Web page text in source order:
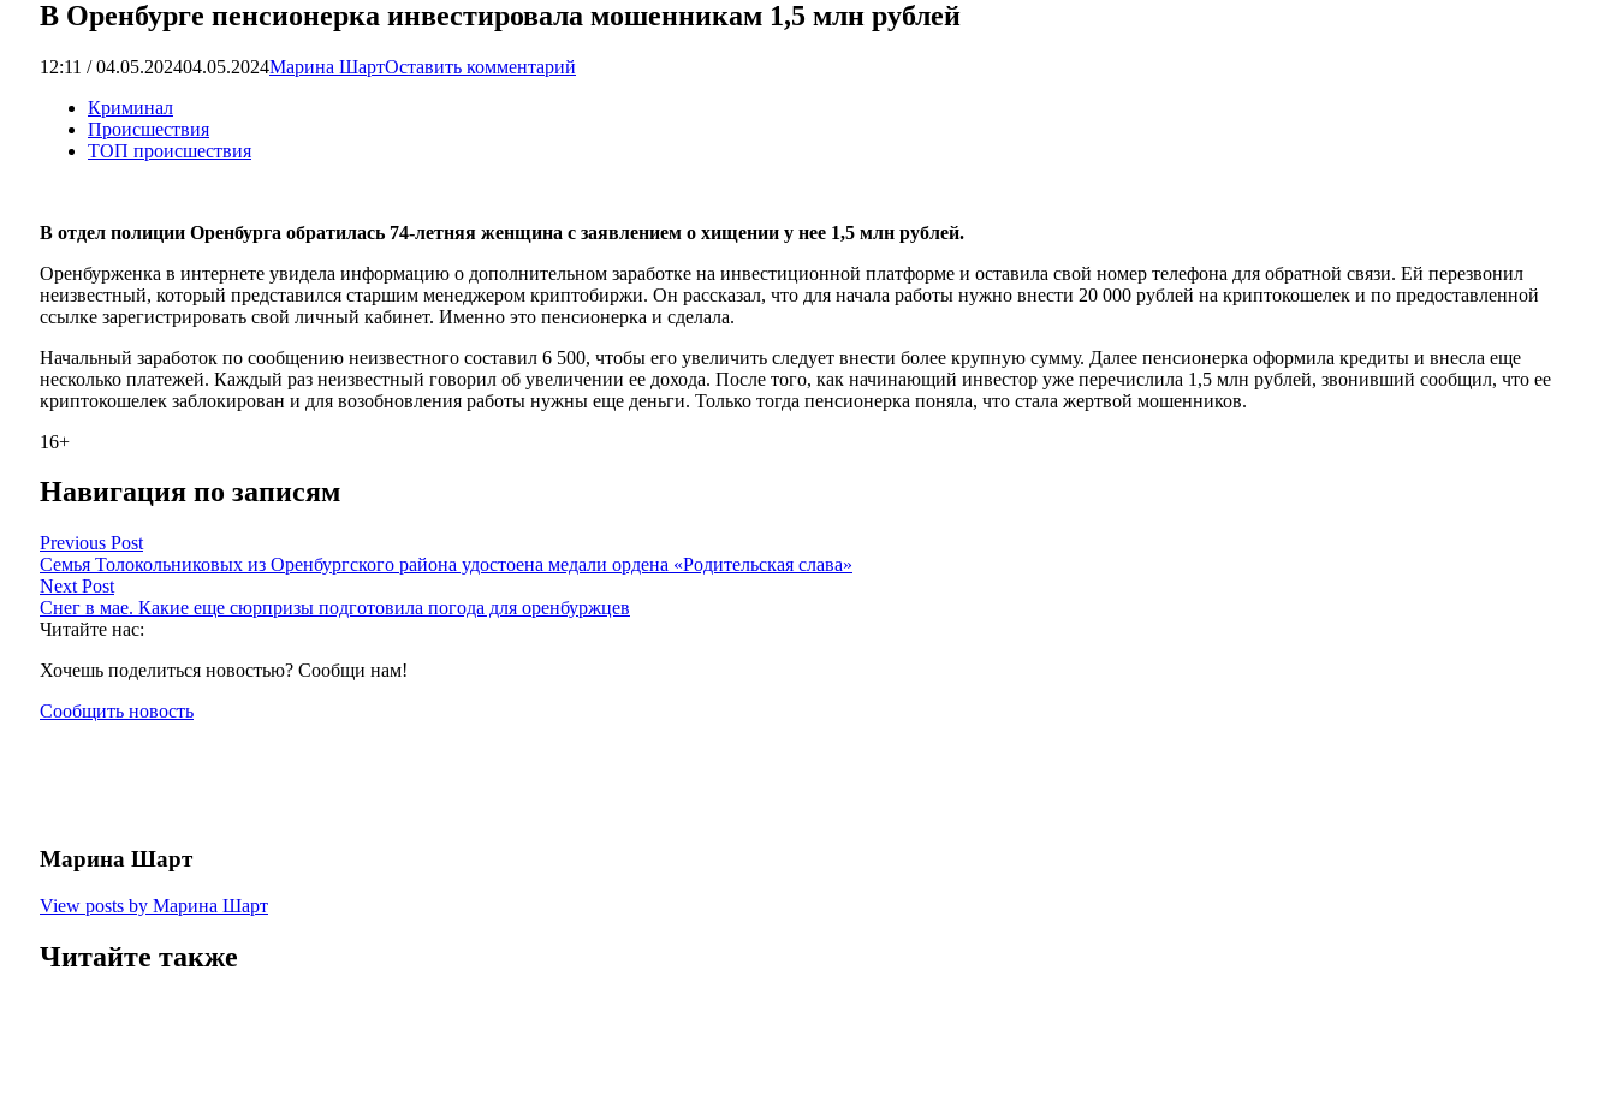
В Оренбурге пенсионерка инвестировала мошенникам 1,5 млн рублей
12:11 / 04.05.202404.05.2024Марина ШартОставить комментарий
Криминал
Происшествия
ТОП происшествия
В отдел полиции Оренбурга обратилась 74-летняя женщина с заявлением о хищении у нее 1,5 млн рублей.
Оренбурженка в интернете увидела информацию о дополнительном заработке на инвестиционной платформе и оставила свой номер телефона для обратной связи. Ей перезвонил
неизвестный, который представился старшим менеджером криптобиржи. Он рассказал, что для начала работы нужно внести 20 000 рублей на криптокошелек и по предоставленной
ссылке зарегистрировать свой личный кабинет. Именно это пенсионерка и сделала.
Начальный заработок по сообщению неизвестного составил 6 500, чтобы его увеличить следует внести более крупную сумму. Далее пенсионерка оформила кредиты и внесла еще
несколько платежей. Каждый раз неизвестный говорил об увеличении ее дохода. После того, как начинающий инвестор уже перечислила 1,5 млн рублей, звонивший сообщил, что ее
криптокошелек заблокирован и для возобновления работы нужны еще деньги. Только тогда пенсионерка поняла, что стала жертвой мошенников.
16+
Навигация по записям
Previous Post
Семья Толокольниковых из Оренбургского района удостоена медали ордена «Родительская слава»
Next Post
Снег в мае. Какие еще сюрпризы подготовила погода для оренбуржцев
Читайте нас:
Хочешь поделиться новостью? Сообщи нам!
Сообщить новость
Марина Шарт
View posts by Марина Шарт
Читайте также